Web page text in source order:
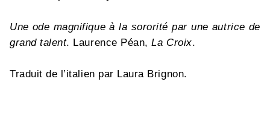
Une ode magnifique à la sororité par une autrice de
grand talent. Laurence Péan,La Croix.
Traduit de l’italien par Laura Brignon.